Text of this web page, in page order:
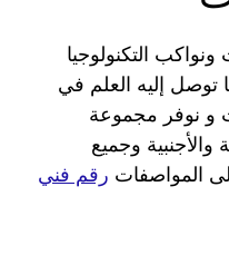
التكنولوجيا
إليه العلم في
و نوفر مجموعة
وجميع
المواصفات رقم فني